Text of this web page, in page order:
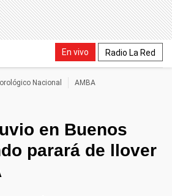
En vivo Radio La Red
Nacional AMBA
en Buenos
parará de llover